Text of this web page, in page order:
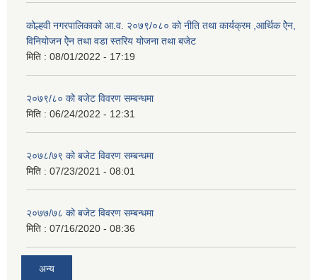
कोल्हवी नगरपालिकाको आ.व. २०७९/०८० को नीति तथा कार्यक्रम ,आर्थिक ऐेन,
विनियोजन ऐेन तथा वडा स्तरिय योजना तथा बजेट
मिति : 08/01/2022 - 17:19
२०७९/८० को बजेट विवरण सम्बन्धमा
मिति : 06/24/2022 - 12:31
२०७८/७९ को बजेट विवरण सम्बन्धमा
मिति : 07/23/2021 - 08:01
२०७७/७८ को बजेट विवरण सम्बन्धमा
मिति : 07/16/2020 - 08:36
अन्य